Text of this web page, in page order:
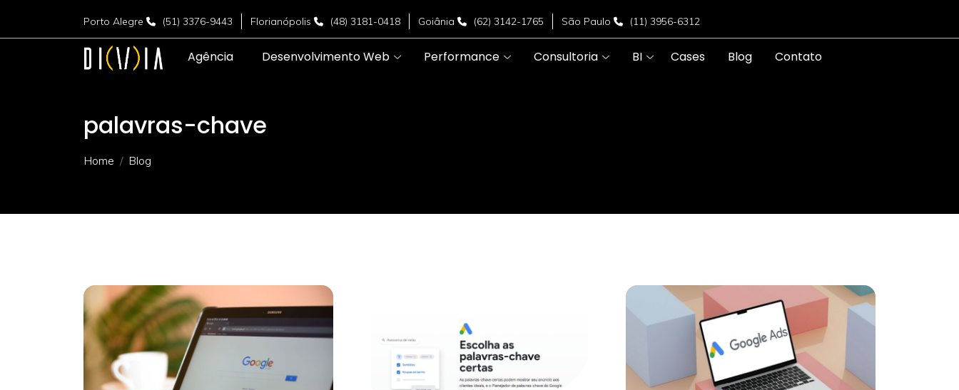
Porto Alegre (51) 3376-9443 Florianópolis (48) 3181-0418 Goiânia (62) 3142-1765 São Paulo (11) 3956-6312
Agência Desenvolvimento Web Performance Consultoria BI Cases Blog Contato
palavras-chave
Home Blog